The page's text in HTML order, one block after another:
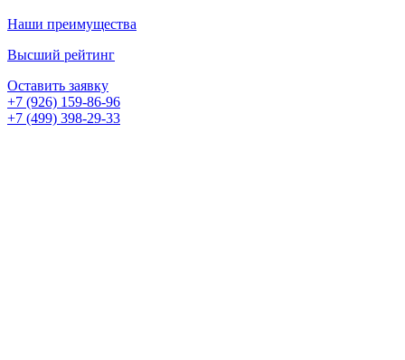
Наши преимущества
Высший рейтинг
Оставить заявку
+7 (926) 159-86-96
+7 (499) 398-29-33